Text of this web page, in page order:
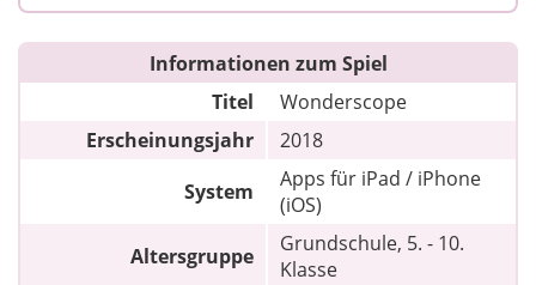
Informationen zum Spiel
Titel
Wonderscope
Erscheinungsjahr
2018
System
Apps für iPad / iPhone
(iOS)
Altersgruppe
Grundschule, 5. - 10.
Klasse